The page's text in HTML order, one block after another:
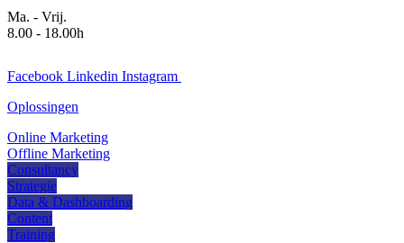
Ma. - Vrij.
8.00 - 18.00h
Facebook Linkedin Instagram
Oplossingen
Online Marketing
Offline Marketing
Consultancy
Strategie
Data & Dashboarding
Content
Training